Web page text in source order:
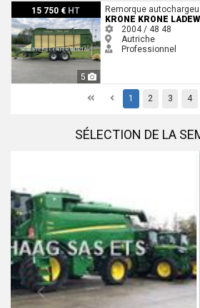
15 750 € HT
5
Krone Krone Ladewagen Titan R 48/GD
Remorque
KRONE KRONE
2004 / 48 48
Autriche
Professionnel
FirstPrevious
1 2 3 4
SÉLECTION DE LA